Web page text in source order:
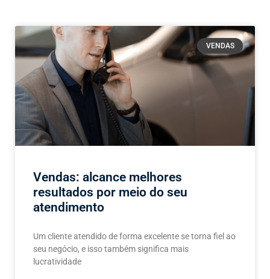
Fique por dentro das novidades
do mundo digital.
VENDAS
Vendas: alcance melhores
resultados por meio do seu
atendimento
Um cliente atendido de forma excelente se torna fiel ao
seu negócio, e isso também significa mais
lucratividade